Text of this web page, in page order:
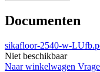
Documenten
sikafloor-2540-w-
Niet beschikbaar
Naar winkelwagen